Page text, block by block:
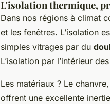
L'isolation thermique,
Dans nos régions à climat
et les fenêtres. L’isolation
simples vitrages par du
L’isolation par l’intérieur
Les matériaux ? Le
offrent une excellente